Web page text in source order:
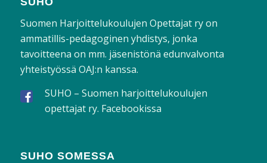
Suomen Harjoittelukoulujen Opettajat ry on
ammatillis-pedagoginen yhdistys, jonka
tavoitteena on mm. jäsenistönä edunvalvonta
yhteistyössä OAJ:n kanssa.
SUHO – Suomen harjoittelukoulujen
opettajat ry. Facebookissa
SUHO SOMESSA